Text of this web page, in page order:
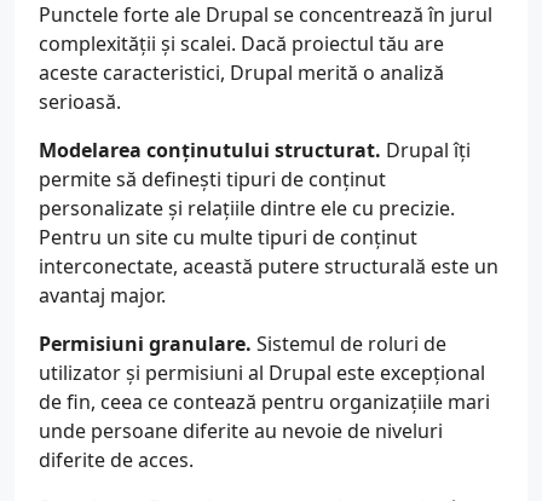
Punctele forte ale Drupal se concentrează în jurul
complexității și scalei. Dacă proiectul tău are
aceste caracteristici, Drupal merită o analiză
serioasă.
Modelarea conținutului structurat. Drupal îți
permite să definești tipuri de conținut
personalizate și relațiile dintre ele cu precizie.
Pentru un site cu multe tipuri de conținut
interconectate, această putere structurală este un
avantaj major.
Permisiuni granulare. Sistemul de roluri de
utilizator și permisiuni al Drupal este excepțional
de fin, ceea ce contează pentru organizațiile mari
unde persoane diferite au nevoie de niveluri
diferite de acces.